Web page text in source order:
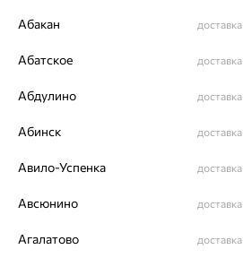
Абакан доставка
Абатское доставка
Абдулино доставка
Абинск доставка
Авило-Успенка доставка
Авсюнино доставка
Агалатово доставка